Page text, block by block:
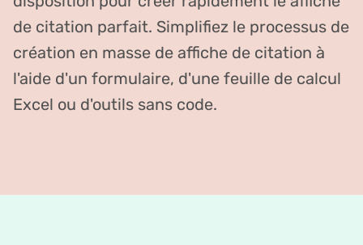
de citation parfait. Simplifiez le processus de
création en masse de affiche de citation à
l'aide d'un formulaire, d'une feuille de calcul
Excel ou d'outils sans code.